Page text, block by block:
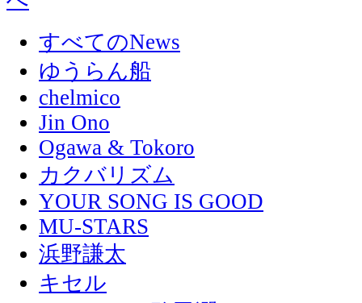
すべてのNews
ゆうらん船
chelmico
Jin Ono
Ogawa & Tokoro
カクバリズム
YOUR SONG IS GOOD
MU-STARS
浜野謙太
キセル